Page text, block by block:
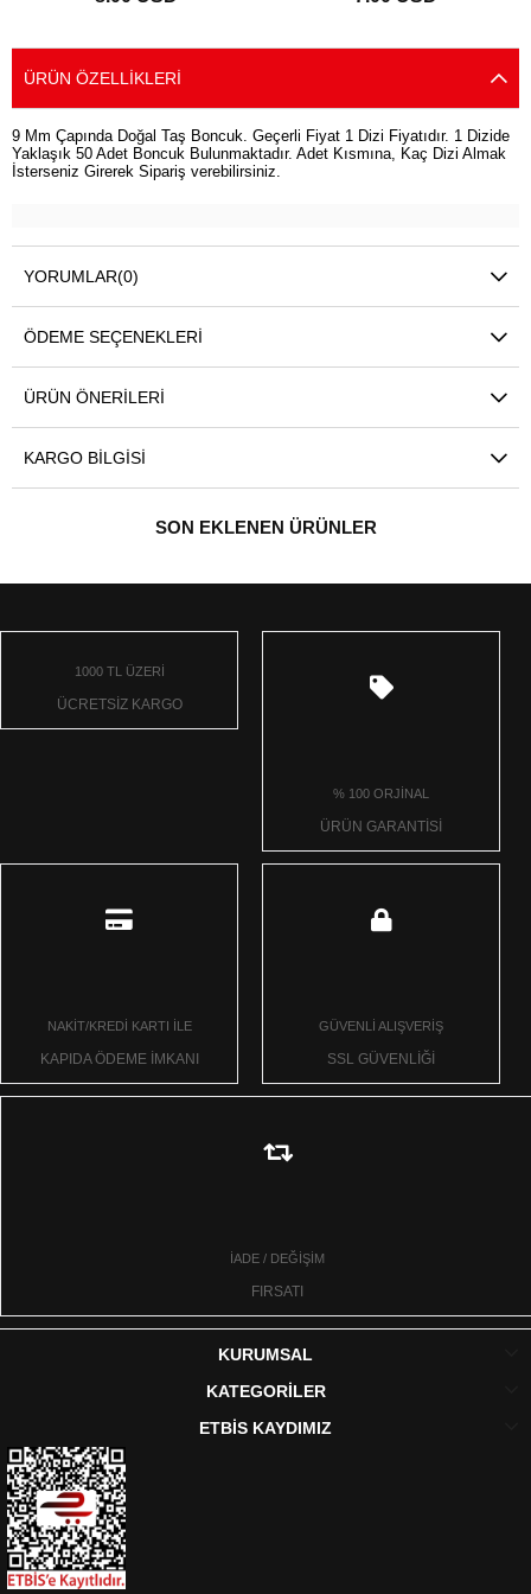
ÜRÜN ÖZELLIKLERI
9 Mm Çapında Doğal Taş Boncuk. Geçerli Fiyat 1 Dizi Fiyatıdır. 1 Dizide
Yaklaşık 50 Adet Boncuk Bulunmaktadır. Adet Kısmına, Kaç Dizi Almak
İsterseniz Girerek Sipariş verebilirsiniz.
YORUMLAR(0)
ÖDEME SEÇENEKLERI
ÜRÜN ÖNERILERI
KARGO BILGISI
SON EKLENEN ÜRÜNLER
1000 TL ÜZERİ
ÜCRETSİZ KARGO
% 100 ORJİNAL
ÜRÜN GARANTİSİ
NAKİT/KREDİ KARTI İLE
KAPIDA ÖDEME İMKANI
GÜVENLİ ALIŞVERİŞ
SSL GÜVENLİĞİ
İADE / DEĞİŞİM
FIRSATI
KURUMSAL
KATEGORİLER
ETBİS KAYDIMIZ